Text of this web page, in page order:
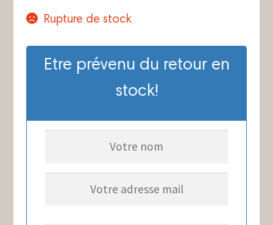
Rupture de stock
Etre prévenu du retour en
stock!